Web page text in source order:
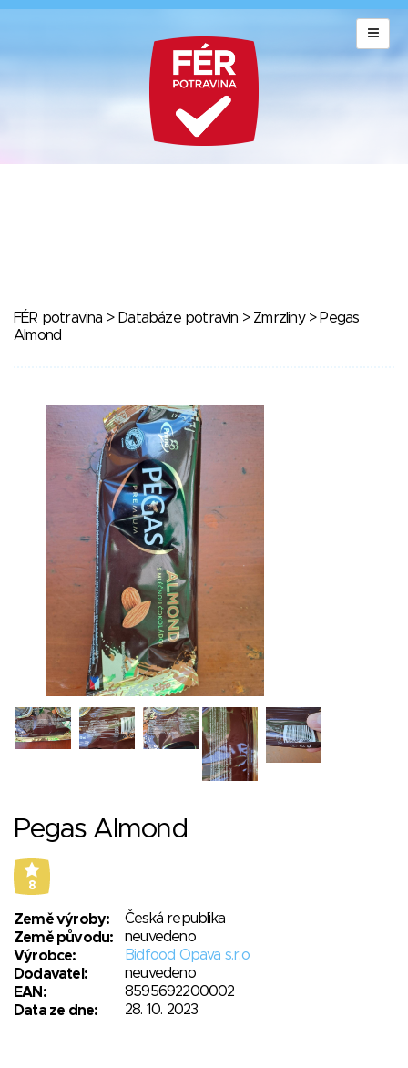
FÉR potravina > Databáze potravin > Zmrzliny> Pegas
Almond
Pegas Almond
8
Země výroby:
Česká republika
Země původu:
neuvedeno
Výrobce:
Bidfood Opava s.r.o
Dodavatel:
neuvedeno
EAN:
8595692200002
Data ze dne:
28. 10. 2023